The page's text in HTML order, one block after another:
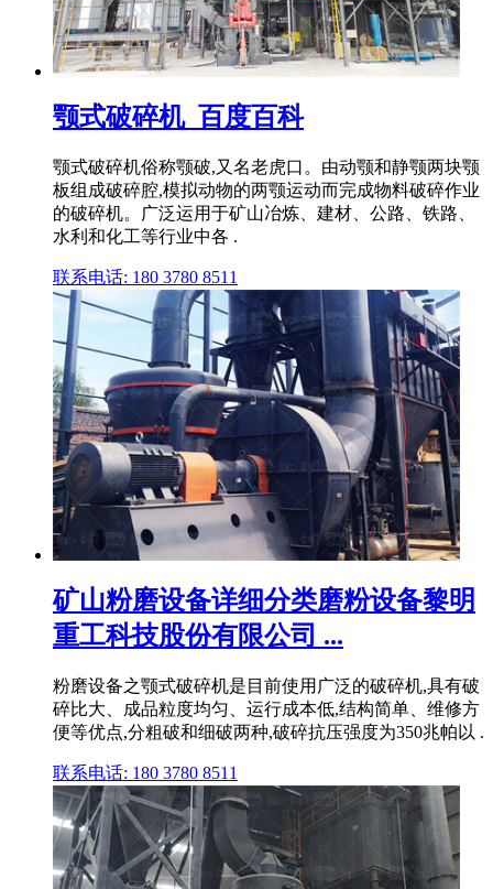
颚式破碎机_百度百科
颚式破碎机俗称颚破,又名老虎口。由动颚和静颚两块颚
板组成破碎腔,模拟动物的两颚运动而完成物料破碎作业
的破碎机。广泛运用于矿山冶炼、建材、公路、铁路、
水利和化工等行业中各 .
联系电话: 180 3780 8511
矿山粉磨设备详细分类磨粉设备黎明
重工科技股份有限公司 ...
粉磨设备之颚式破碎机是目前使用广泛的破碎机,具有破
碎比大、成品粒度均匀、运行成本低,结构简单、维修方
便等优点,分粗破和细破两种,破碎抗压强度为350兆帕以 .
联系电话: 180 3780 8511